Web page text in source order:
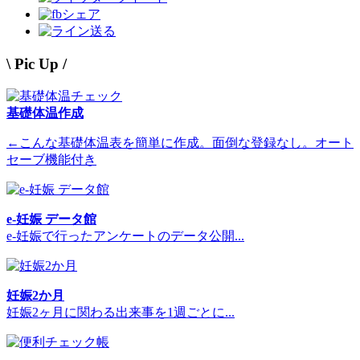
シェア
送る
\ Pic Up /
基礎体温作成
←こんな基礎体温表を簡単に作成。面倒な登録なし。オート
セーブ機能付き
e-妊娠 データ館
e-妊娠で行ったアンケートのデータ公開...
妊娠2か月
妊娠2ヶ月に関わる出来事を1週ごとに...